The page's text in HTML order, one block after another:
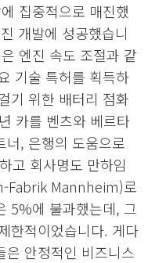
집중적으로 매진했
개발에 성공했습니
엔진 속도 조절과 같
기술 특허를 획득하
기 위한 배터리 점화
카를 벤츠와 베르타
너, 은행의 도움으로
고 회사명도 만하임
Fabrik Mannheim)로
5%에 불과했는데, 그
한적이었습니다. 게다
은 안정적인 비즈니스